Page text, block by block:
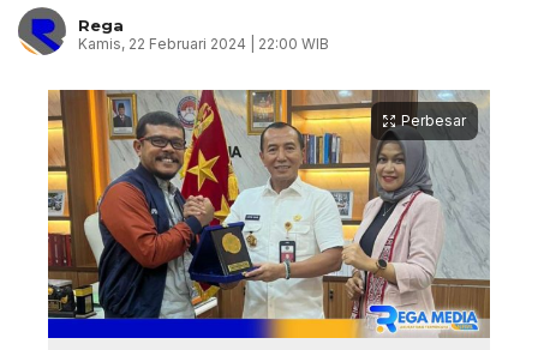
Rega
Kamis, 22 Februari 2024 | 22:00 WIB
Perbesar